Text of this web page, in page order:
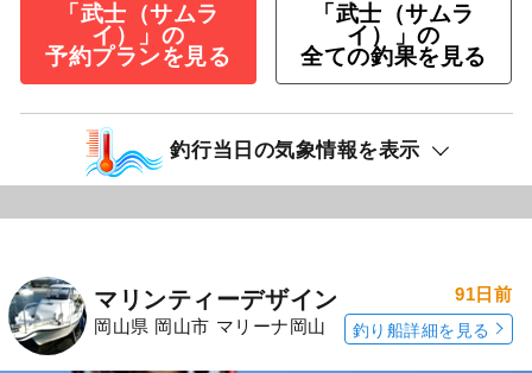
「武士（サムラ
イ）」の
予約プランを見る
「武士（サムラ
イ）」の
全ての釣果を見る
釣行当日の気象情報を表示
マリンティーデザイン
岡山県 岡山市 マリーナ岡山
91日前
釣り船詳細を見る